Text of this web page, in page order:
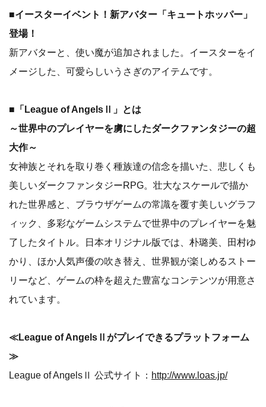
■イースターイベント！新アバター「キュートホッパー」
登場！
新アバターと、使い魔が追加されました。イースターをイ
メージした、可愛らしいうさぎのアイテムです。
■「League of AngelsⅡ」とは
～世界中のプレイヤーを虜にしたダークファンタジーの超
大作～
女神族とそれを取り巻く種族達の信念を描いた、悲しくも
美しいダークファンタジーRPG。壮大なスケールで描か
れた世界感と、ブラウザゲームの常識を覆す美しいグラフ
ィック、多彩なゲームシステムで世界中のプレイヤーを魅
了したタイトル。日本オリジナル版では、朴璐美、田村ゆ
かり、ほか人気声優の吹き替え、世界観が楽しめるストー
リーなど、ゲームの枠を超えた豊富なコンテンツが用意さ
れています。
≪League of AngelsⅡがプレイできるプラットフォーム
≫
League of AngelsⅡ 公式サイト： http://www.loas.jp/